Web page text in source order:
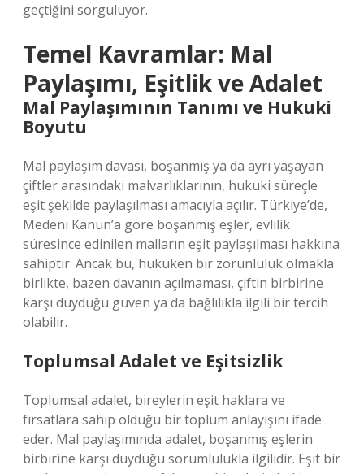
geçtiğini sorguluyor.
Temel Kavramlar: Mal
Paylaşımı, Eşitlik ve Adalet
Mal Paylaşımının Tanımı ve Hukuki
Boyutu
Mal paylaşım davası, boşanmış ya da ayrı yaşayan
çiftler arasındaki malvarlıklarının, hukuki süreçle
eşit şekilde paylaşılması amacıyla açılır. Türkiye’de,
Medeni Kanun’a göre boşanmış eşler, evlilik
süresince edinilen malların eşit paylaşılması hakkına
sahiptir. Ancak bu, hukuken bir zorunluluk olmakla
birlikte, bazen davanın açılmaması, çiftin birbirine
karşı duyduğu güven ya da bağlılıkla ilgili bir tercih
olabilir.
Toplumsal Adalet ve Eşitsizlik
Toplumsal adalet, bireylerin eşit haklara ve
fırsatlara sahip olduğu bir toplum anlayışını ifade
eder. Mal paylaşımında adalet, boşanmış eşlerin
birbirine karşı duyduğu sorumlulukla ilgilidir. Eşit bir